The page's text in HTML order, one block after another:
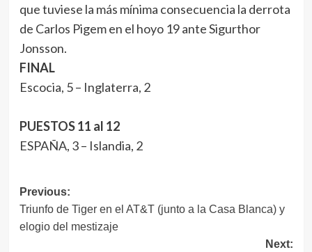
que tuviese la más mínima consecuencia la derrota
de Carlos Pigem en el hoyo 19 ante Sigurthor
Jonsson.
FINAL
Escocia, 5 – Inglaterra, 2
PUESTOS 11 al 12
ESPAÑA, 3 – Islandia, 2
Navegación
de
entradas
Previous:
Triunfo de Tiger en el AT&T (junto a la Casa Blanca) y
elogio del mestizaje
Next: